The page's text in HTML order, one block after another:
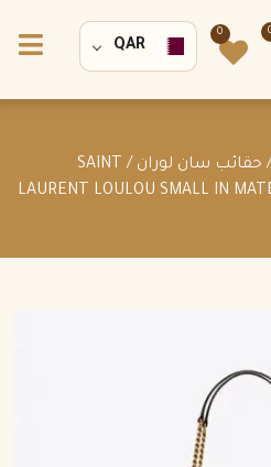
0
QAR
/ حقائب سان لوران
/ SAINT
LAURENT LOULOU SMALL IN